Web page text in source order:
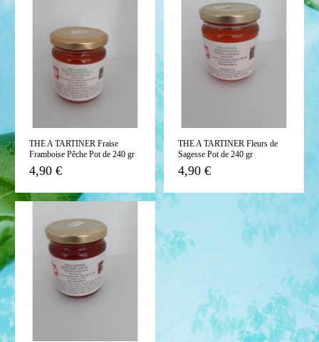
THE A TARTINER Fraise
Framboise Pêche Pot de 240 gr
4,90 €
THE A TARTINER Fleurs de
Sagesse Pot de 240 gr
4,90 €